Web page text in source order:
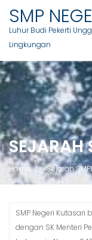
Skip
to
SMP
Luhur Budi Pekerti
Lingkungan
SEJARAH
Home Sejarah
SMP Negeri Kutasari
dengan SK Menteri